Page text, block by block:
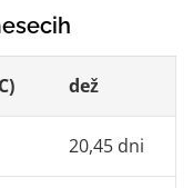
dež
20,45 dni